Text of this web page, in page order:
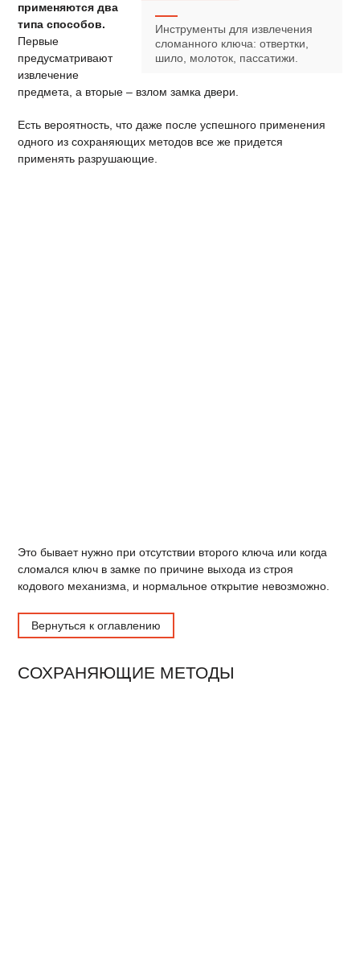
Инструменты для извлечения
сломанного ключа: отвертки,
шило, молоток, пассатижи.
применяются два
типа способов.
Первые
предусматривают
извлечение
предмета, а вторые – взлом замка двери.
Есть вероятность, что даже после успешного применения
одного из сохраняющих методов все же придется
применять разрушающие.
Это бывает нужно при отсутствии второго ключа или когда
сломался ключ в замке по причине выхода из строя
кодового механизма, и нормальное открытие невозможно.
Вернуться к оглавлению
СОХРАНЯЮЩИЕ МЕТОДЫ